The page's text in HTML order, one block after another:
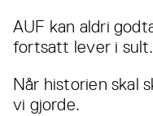
AUF kan aldri
fortsatt lever i sult.
Når historien skal
vi gjorde.